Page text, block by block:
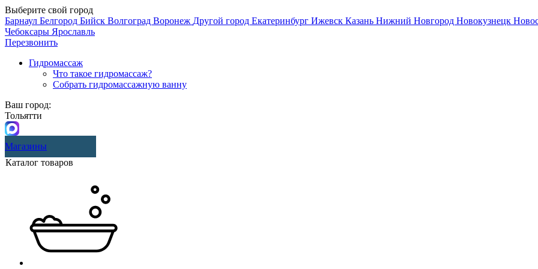
Выберите свой город
Барнаул Белгород Бийск Волгоград Воронеж Другой город Екатеринбург Ижевск Казань Нижний Новгород Новокузнецк
Чебоксары Ярославль
Перезвонить
Гидромассаж
Что такое гидромассаж?
Собрать гидромассажную ванну
Ваш город:
Тольятти
Магазины
Каталог товаров